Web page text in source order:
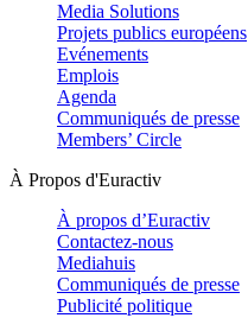
Media Solutions
Projets publics européens
Evénements
Emplois
Agenda
Communiqués de presse
Members’ Circle
À Propos d'Euractiv
À propos d’Euractiv
Contactez-nous
Mediahuis
Communiqués de presse
Publicité politique